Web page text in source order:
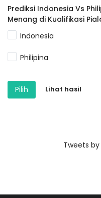
Prediksi Indonesia Vs
Menang di Kualifikasi
Indonesia
Philipina
Pilih Lihat hasil
Tweets